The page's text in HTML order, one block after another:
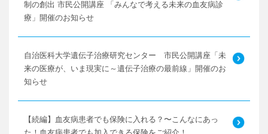
制の創出 市民公開講座 「みんなで考える未来の血友病診
療」開催のお知らせ
自治医科大学遺伝子治療研究センター 市民公開講座「未
来の医療が、いま現実に～遺伝子治療の最前線」開催のお
知らせ
【続編】血友病患者でも保険に入れる？〜こんなにあっ